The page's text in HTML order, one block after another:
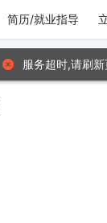
简历/就业指导
服务超时,请刷